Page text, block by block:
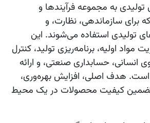
به مجموعه فرآیندها و
که برای سازماندهی، نظارت، و
تولیدی استفاده می‌شوند. این
مواد اولیه، برنامه‌ریزی تولید، کنترل
انسانی، حسابداری صنعتی، و ارائه
هدف اصلی، افزایش بهره‌وری،
کیفیت محصولات در یک محیط